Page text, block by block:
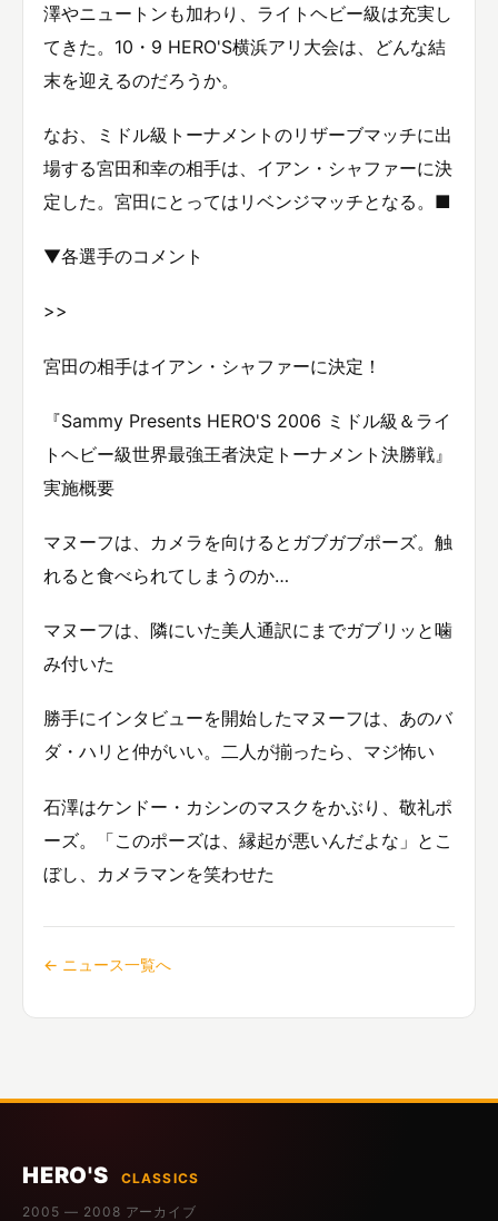
澤やニュートンも加わり、ライトヘビー級は充実し
てきた。10・9 HERO'S横浜アリ大会は、どんな結
末を迎えるのだろうか。
なお、ミドル級トーナメントのリザーブマッチに出
場する宮田和幸の相手は、イアン・シャファーに決
定した。宮田にとってはリベンジマッチとなる。■
▼各選手のコメント
>>
宮田の相手はイアン・シャファーに決定！
『Sammy Presents HERO'S 2006 ミドル級＆ライ
トヘビー級世界最強王者決定トーナメント決勝戦』
実施概要
マヌーフは、カメラを向けるとガブガブポーズ。触
れると食べられてしまうのか…
マヌーフは、隣にいた美人通訳にまでガブリッと噛
み付いた
勝手にインタビューを開始したマヌーフは、あのバ
ダ・ハリと仲がいい。二人が揃ったら、マジ怖い
石澤はケンドー・カシンのマスクをかぶり、敬礼ポ
ーズ。「このポーズは、縁起が悪いんだよな」とこ
ぼし、カメラマンを笑わせた
← ニュース一覧へ
HERO'S
CLASSICS
2005 — 2008 アーカイブ